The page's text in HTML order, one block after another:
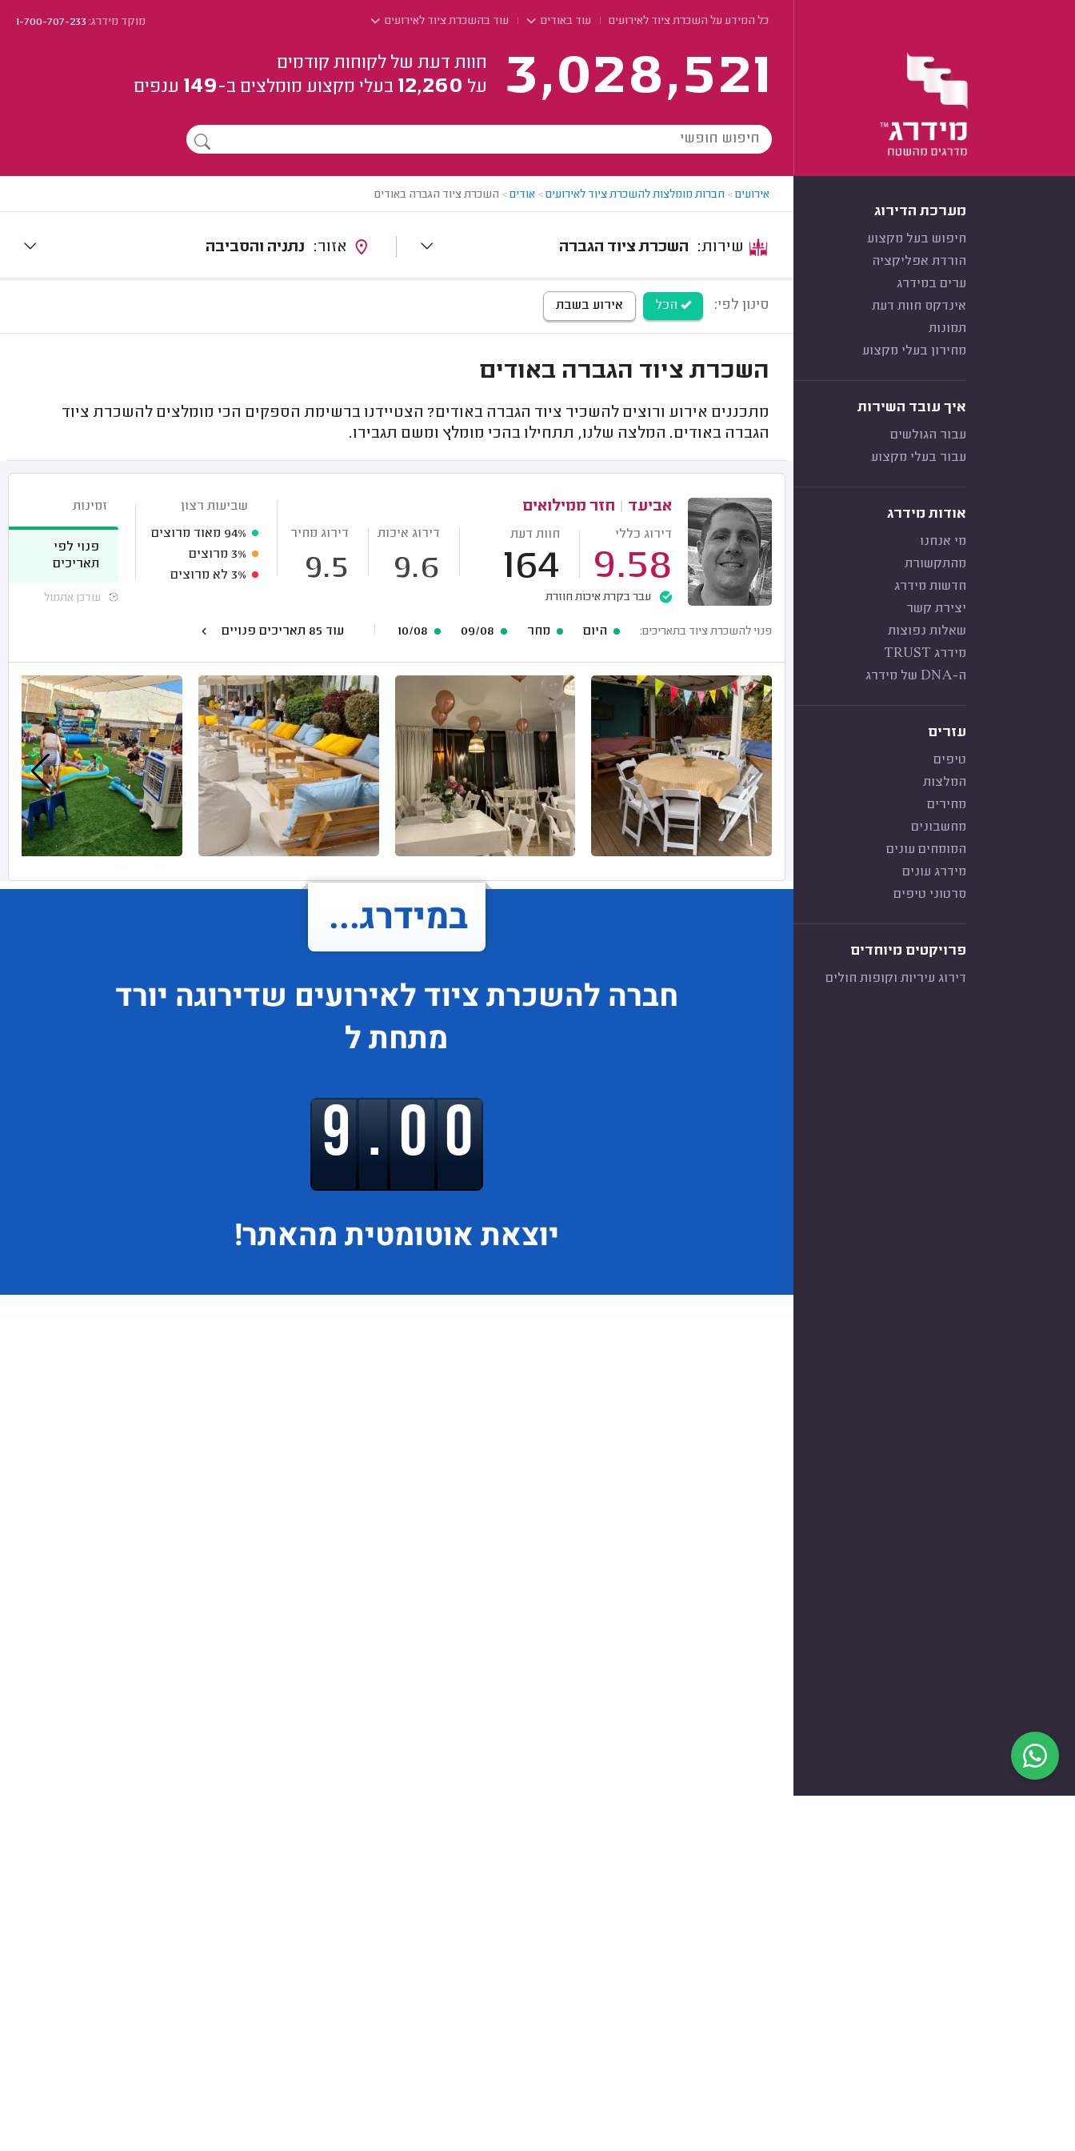
כל המידע על השכרת ציוד לאירועים עוד באודים עוד בהשכרת ציוד לאירועים מוקד מידרג:1-700-707-233
3,028,521
חוות דעת של לקוחות קודמים
על 12,260 בעלי מקצוע מומלצים ב-149 ענפים
מערכת הדירוג
חיפוש בעל מקצוע
הורדת אפליקציה
ערים במידרג
אינדקס חוות דעת
תמונות
מחירון בעלי מקצוע
איך עובד השירות
עבור הגולשים
עבור בעלי מקצוע
אודות מידרג
מי אנחנו
מהתקשורת
חדשות מידרג
יצירת קשר
שאלות נפוצות
מידרג TRUST
ה-DNA של מידרג
עזרים
טיפים
המלצות
מחירים
מחשבונים
המומחים עונים
מידרג עונים
סרטוני טיפים
פרויקטים מיוחדים
דירוג עיריות וקופות חולים
אירועים> חברות מומלצות להשכרת ציוד לאירועים> אודים> השכרת ציוד הגברה באודים
השכרת ציוד הגברה נתניה והסביבה
סינון לפי: הכל אירוע בשבת
השכרת ציוד הגברה באודים
מתכננים אירוע ורוצים להשכיר ציוד הגברה באודים? הצטיידנו ברשימת הספקים הכי מומלצים להשכרת ציוד
הגברה באודים. המלצה שלנו, תתחילו בהכי מומלץ ומשם תגבירו.
אביעד חזר ממילואים
דירוג כללי
9.58
חוות דעת
164
דירוג איכות
9.6
דירוג מחיר
9.5
עבר בקרת איכות חוזרת
שביעות רצון
94% מאוד מרוצים
3% מרוצים
3% לא מרוצים
זמינות
פנוי לפי
תאריכים
עודכן אתמול
פנוי להשכרת ציוד בתאריכים: היום מחר עוד 85 תאריכים פנויים
במידרג...
חברה להשכרת ציוד לאירועים שדירוגה יורד
מתחת ל
9.00
יוצאתאוטומטית מהאתר!